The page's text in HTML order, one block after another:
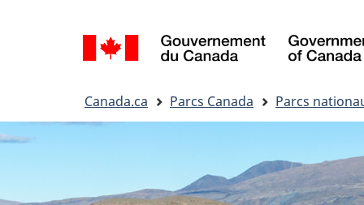
de
la
langue
ici&nbsp;:
Canada.ca Parcs Canada Parcs